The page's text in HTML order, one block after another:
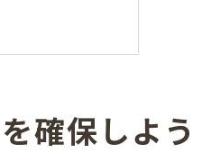
確保しよう